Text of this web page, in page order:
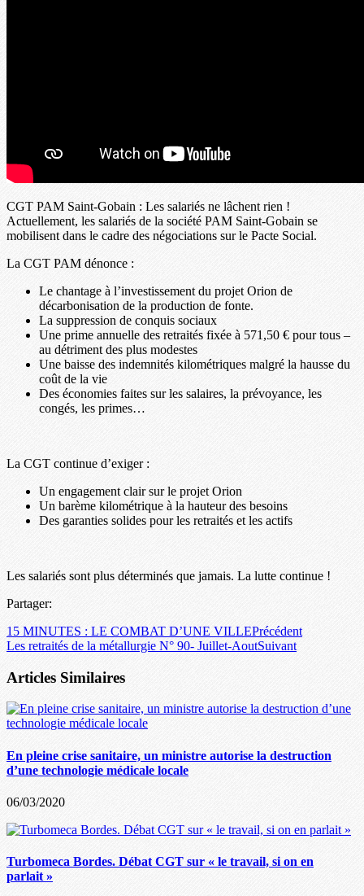
CGT PAM Saint-Gobain : Les salariés ne lâchent rien !
Actuellement, les salariés de la société PAM Saint-Gobain se
mobilisent dans le cadre des négociations sur le Pacte Social.
La CGT PAM dénonce :
Le chantage à l’investissement du projet Orion de
décarbonisation de la production de fonte.
La suppression de conquis sociaux
Une prime annuelle des retraités fixée à 571,50 € pour tous –
au détriment des plus modestes
Une baisse des indemnités kilométriques malgré la hausse du
coût de la vie
Des économies faites sur les salaires, la prévoyance, les
congés, les primes…
La CGT continue d’exiger :
Un engagement clair sur le projet Orion
Un barème kilométrique à la hauteur des besoins
Des garanties solides pour les retraités et les actifs
Les salariés sont plus déterminés que jamais. La lutte continue !
Partager:
15 MINUTES : LE COMBAT D’UNE VILLEPrécédent
Les retraités de la métallurgie N° 90- Juillet-AoutSuivant
Articles Similaires
En pleine crise sanitaire, un ministre autorise la destruction
d’une technologie médicale locale
06/03/2020
Turbomeca Bordes. Débat CGT sur « le travail, si on en
parlait »